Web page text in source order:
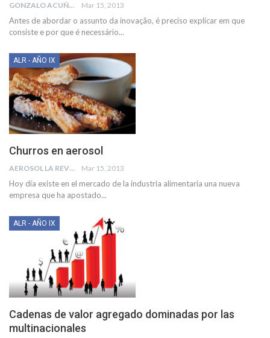
GONZALO ACUÑA Mar 15, 2013
Antes de abordar o assunto da inovação, é preciso explicar em que
consiste e por que é necessário...
ALR - AÑO IX
Churros en aerosol
AEROSOL LA REVISTA Mar 15, 2013
Hoy día existe en el mercado de la industria alimentaria una nueva
empresa que ha apostado...
ALR - AÑO IX
Cadenas de valor agregado dominadas por las
multinacionales